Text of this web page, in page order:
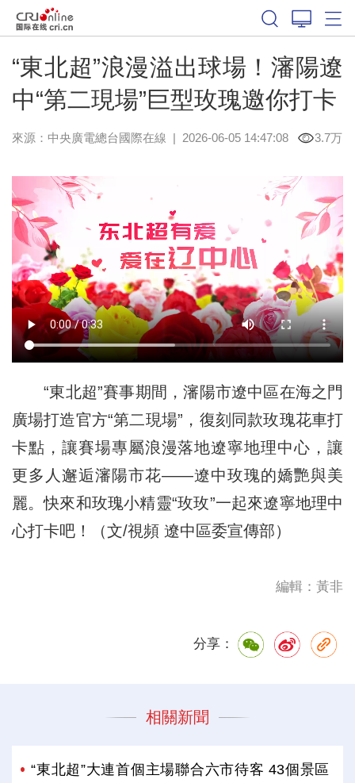
“東北超”浪漫溢出球場！瀋陽遼
中“第二現場”巨型玫瑰邀你打卡
來源：中央廣電總台國際在線 | 2026-06-05 14:47:08 3.7万
“東北超”賽事期間，瀋陽市遼中區在海之門
廣場打造官方“第二現場”，復刻同款玫瑰花車打
卡點，讓賽場專屬浪漫落地遼寧地理中心，讓
更多人邂逅瀋陽市花——遼中玫瑰的嬌艷與美
麗。快來和玫瑰小精靈“玫玫”一起來遼寧地理中
心打卡吧！（文/視頻 遼中區委宣傳部）
編輯：黃非
分享：
相關新聞
“東北超”大連首個主場聯合六市待客 43個景區